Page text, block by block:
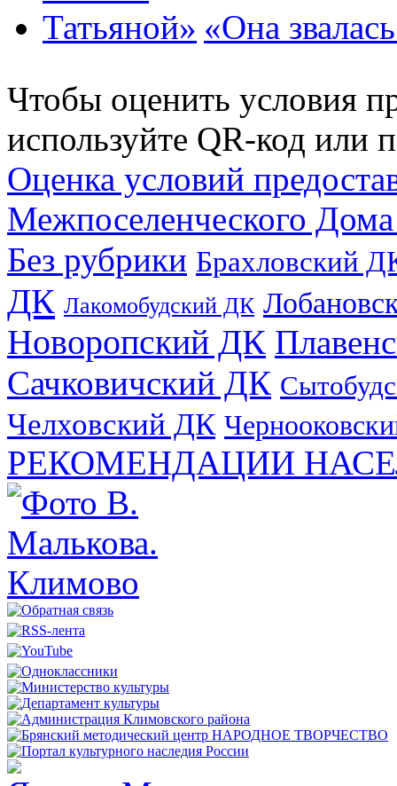
«Она
Чтобы оценить условия
используйте QR-код или
Оценка условий
Межпоселенческого
Без рубрики Брахловский
ДК Лакомобудский ДК
Новоропский ДК
Сачковичский ДК
Челховский ДК
РЕКОМЕНДАЦИИ